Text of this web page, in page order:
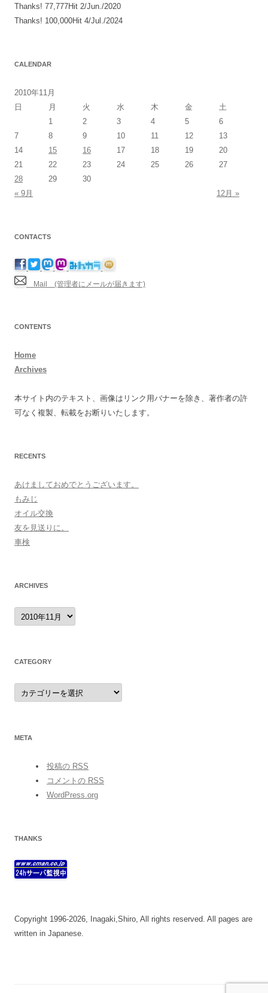
Thanks! 77,777Hit 2/Jun./2020
Thanks! 100,000Hit 4/Jul./2024
CALENDAR
2010年11月
日
月 火 水 木 金
土
1
2 3 4 5
6
7
8 9 10 11 12
13
14
15 16 17 18 19
20
21
22 23 24 25 26
27
28
29
30
« 9月
12月 »
CONTACTS
Mail (管理者にメールが届きます)
CONTENTS
Home
Archives
本サイト内のテキスト、画像はリンク用バナーを除き、著作者の許
可なく複製、転載をお断りいたします。
RECENTS
あけましておめでとうございます。
もみじ
オイル交換
友を見送りに。
車検
ARCHIVES
archives
CATEGORY
category
META
投稿の RSS
コメントの RSS
WordPress.org
THANKS
Copyright 1996-2026, Inagaki,Shiro, All rights reserved. All pages are
written in Japanese.